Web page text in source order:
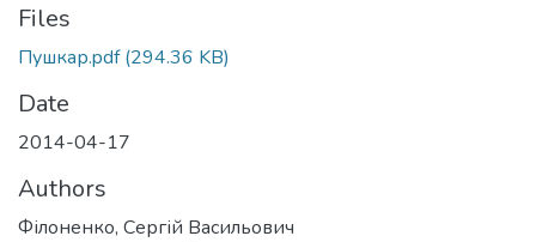
Files
Пушкар.pdf(294.36 KB)
Date
2014-04-17
Authors
Філоненко, Сергій Васильович